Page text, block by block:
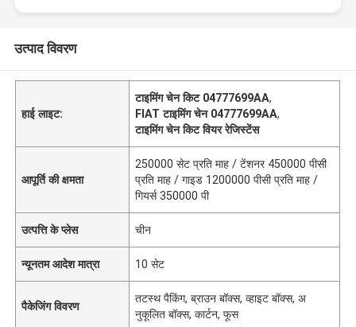
उत्पाद विवरण
हाई लाइट:
टाइमिंग चेन किट 04777699AA,
FIAT टाइमिंग चेन 04777699AA,
टाइमिंग चेन किट वियर रेजिस्टेंस
आपूर्ति की क्षमता
250000 सेट प्रति माह / टेंशनर 450000 पीसी
प्रति माह / गाइड 1200000 पीसी प्रति माह /
गियर्स 350000 पी
उत्पत्ति के प्लेस चीन
न्यूनतम आदेश मात्रा 10 सेट
पैकेजिंग विवरण
तटस्थ पैकिंग, ब्राउन बॉक्स, व्हाइट बॉक्स, अ
नुकूलित बॉक्स, कार्टन, फूस